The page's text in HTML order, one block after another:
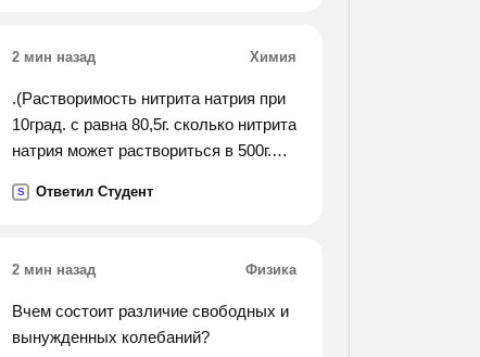
2 мин назад Химия
.(Растворимость нитрита натрия при
10град. с равна 80,5г. сколько нитрита
натрия может раствориться в 500г.
S Ответил Студент
2 мин назад Физика
Вчем состоит различие свободных и
вынужденных колебаний?